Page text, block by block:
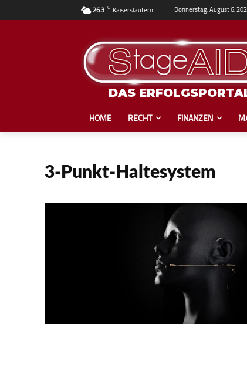
26.3 C Kaiserslautern Donnerstag, August 6,
DAS
HOME RECHT FINANZEN
3-Punkt-Haltesystem